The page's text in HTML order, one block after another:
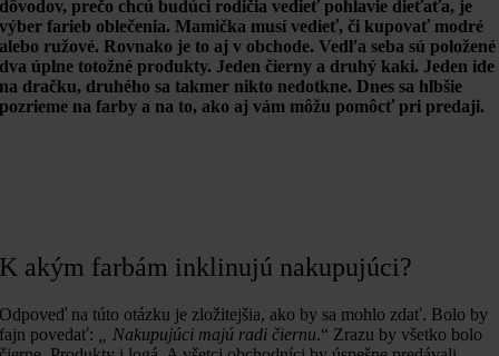
dôvodov, prečo chcú budúci rodičia vedieť pohlavie dieťaťa, je
výber farieb oblečenia. Mamička musí vedieť, či kupovať modré
alebo ružové. Rovnako je to aj v obchode. Vedľa seba sú položené
dva úplne totožné produkty. Jeden čierny a druhý kaki. Jeden ide
na dračku, druhého sa takmer nikto nedotkne. Dnes sa hlbšie
pozrieme na farby a na to, ako aj vám môžu pomôcť pri predaji.
K akým farbám inklinujú nakupujúci?
Odpoveď na túto otázku je zložitejšia, ako by sa mohlo zdať. Bolo by
fajn povedať:
„ Nakupujúci majú radi čiernu.“ Zrazu by všetko bolo